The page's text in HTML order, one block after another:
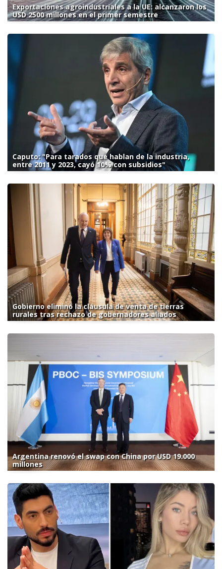
Exportaciones agroindustriales a la UE: alcanzaron los
USD 2500 millones en el primer semestre
Caputo: "Para tarados que hablan de la industria,
entre 2011 y 2023, cayó 10% con subsidios"
Gobierno eliminó la cláusula de venta de tierras
rurales tras rechazo de gobernadores aliados
Argentina renovó el swap con China por USD 19.000
millones